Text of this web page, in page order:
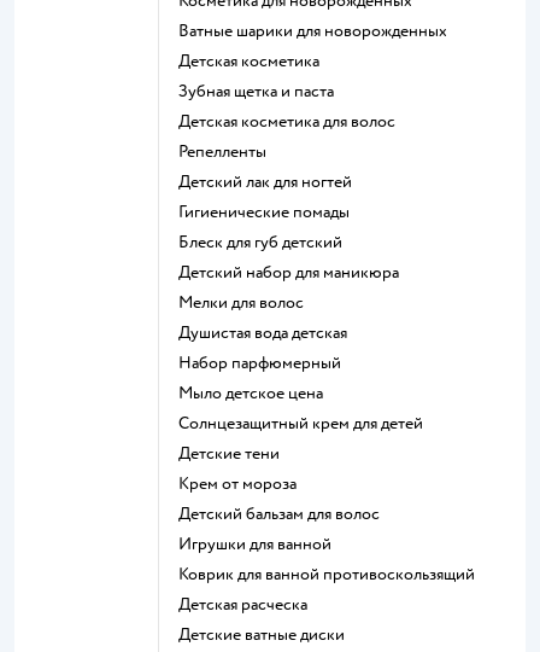
ватные шарики для новорожденных
детская косметика
зубная щетка и паста
детская косметика для волос
репелленты
детский лак для ногтей
гигиенические помады
блеск для губ детский
детский набор для маникюра
мелки для волос
душистая вода детская
набор парфюмерный
мыло детское цена
солнцезащитный крем для детей
детские тени
крем от мороза
детский бальзам для волос
игрушки для ванной
коврик для ванной противоскользящий
детская расческа
детские ватные диски